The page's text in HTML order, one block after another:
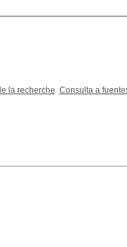
la recherche Consulta a